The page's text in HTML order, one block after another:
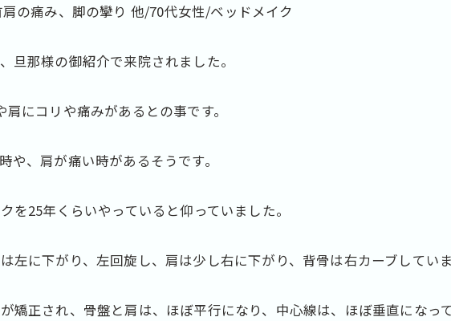
肩の痛み、脚の攣り 他/70代女性/ベッドメイク
旦那様の御紹介で来院されました。
にコリや痛みがあるとの事です。
や、肩が痛い時があるそうです。
を25年くらいやっていると仰っていました。
左に下がり、左回旋し、肩は少し右に下がり、背骨は右カーブしていま
矯正され、骨盤と肩は、ほぼ平行になり、中心線は、ほぼ垂直になって